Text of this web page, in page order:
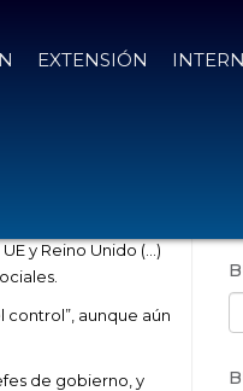
EXTENSIÓN
y Reino Unido (…)
aunque aún
de gobierno, y